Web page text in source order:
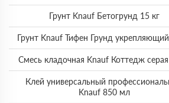
Грунт Knauf Бетогрунд 15 кг
Грунт Knauf Тифен Грунд
Смесь кладочная Knauf Коттедж
Клей универсальный
Knauf 850 мл